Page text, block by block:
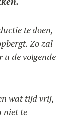
te doen,
Zo zal
de volgende
wat tijd vrij,
niet te